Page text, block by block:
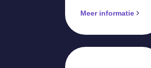
Meer informatie